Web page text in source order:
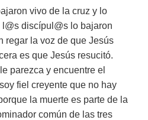
vivo de la cruz y lo
discípul@s lo bajaron
regar la voz de que Jesús
es que Jesús resucitó.
parezca y encuentre el
fiel creyente que no hay
la muerte es parte de la
común de las tres